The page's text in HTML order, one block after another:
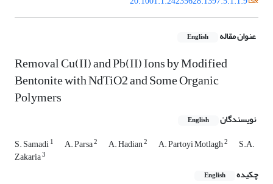
عنوان مقاله English
Removal Cu(II) and Pb(II) Ions by Modified
Bentonite with NdTiO2 and Some Organic
Polymers
نویسندگان English
S. Samadi1 A. Parsa2 A. Hadian2 A. Partoyi Motlagh2 S.A.
Zakaria3
چکیده English